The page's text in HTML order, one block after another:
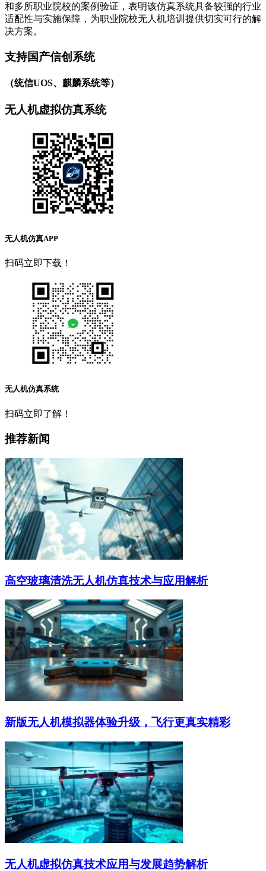
和多所职业院校的案例验证，表明该仿真系统具备较强的行业
适配性与实施保障，为职业院校无人机培训提供切实可行的解
决方案。
支持国产信创系统
（统信UOS、麒麟系统等）
无人机虚拟仿真系统
无人机仿真APP
扫码立即下载！
无人机仿真系统
扫码立即了解！
推荐新闻
高空玻璃清洗无人机仿真技术与应用解析
新版无人机模拟器体验升级，飞行更真实精彩
无人机虚拟仿真技术应用与发展趋势解析